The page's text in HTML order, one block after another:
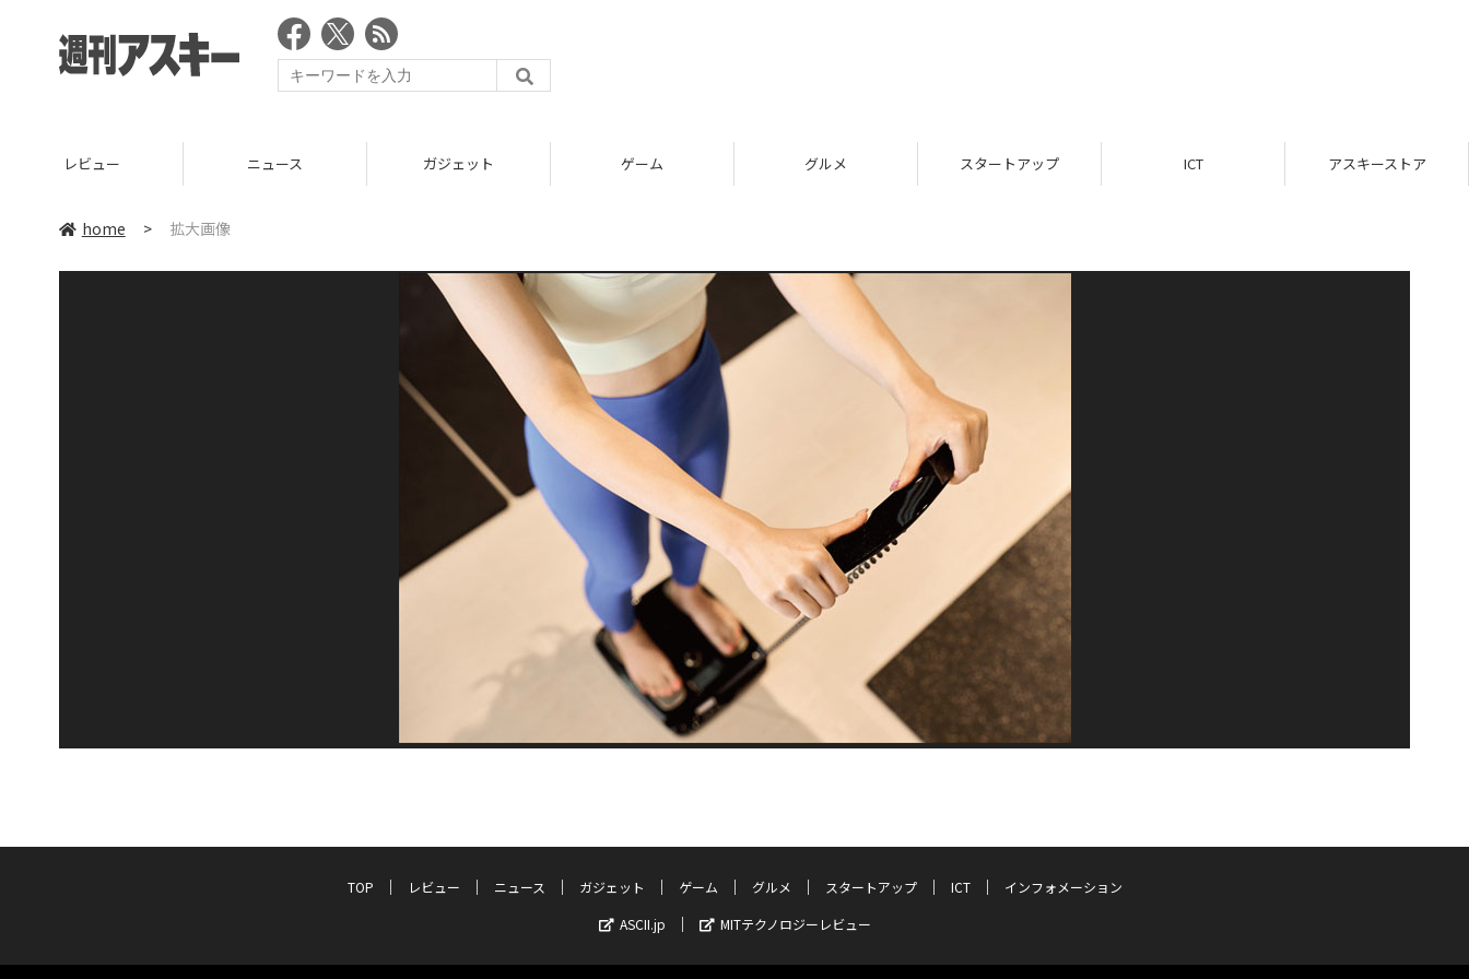
レビュー ニュース ガジェット ゲーム グルメ スタートアップ ICT アスキーストア
home > 拡大画像
TOP レビュー ニュース ガジェット ゲーム グルメ スタートアップ ICT
インフォメーション
ASCII.jp
MITテクノロジーレビュー